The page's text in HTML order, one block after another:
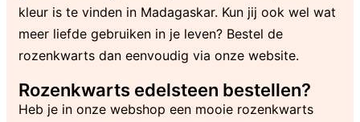
kleur is te vinden in Madagaskar. Kun jij ook wel wat
meer liefde gebruiken in je leven? Bestel de
rozenkwarts dan eenvoudig via onze website.
Rozenkwarts edelsteen bestellen?
Heb je in onze webshop een mooie rozenkwarts